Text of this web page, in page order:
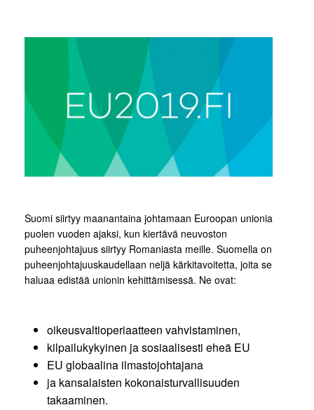
Suomi siirtyy maanantaina johtamaan Euroopan unionia
puolen vuoden ajaksi, kun kiertävä neuvoston
puheenjohtajuus siirtyy Romaniasta meille. Suomella on
puheenjohtajuuskaudellaan neljä kärkitavoitetta, joita se
haluaa edistää unionin kehittämisessä. Ne ovat:
oikeusvaltioperiaatteen vahvistaminen,
kilpailukykyinen ja sosiaalisesti eheä EU
EU globaalina ilmastojohtajana
ja kansalaisten kokonaisturvallisuuden
takaaminen.